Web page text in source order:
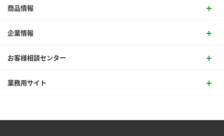
商品情報
企業情報
お客様相談センター
業務用サイト